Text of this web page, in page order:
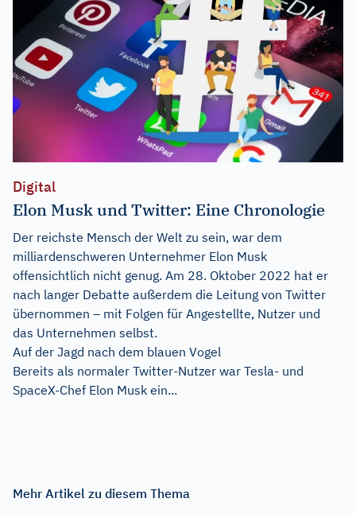
Digital
Elon Musk und Twitter: Eine Chronologie
Der reichste Mensch der Welt zu sein, war dem
milliardenschweren Unternehmer Elon Musk
offensichtlich nicht genug. Am 28. Oktober 2022 hat er
nach langer Debatte außerdem die Leitung von Twitter
übernommen – mit Folgen für Angestellte, Nutzer und
das Unternehmen selbst.
Auf der Jagd nach dem blauen Vogel
Bereits als normaler Twitter-Nutzer war Tesla- und
SpaceX-Chef Elon Musk ein...
Mehr Artikel zu diesem Thema